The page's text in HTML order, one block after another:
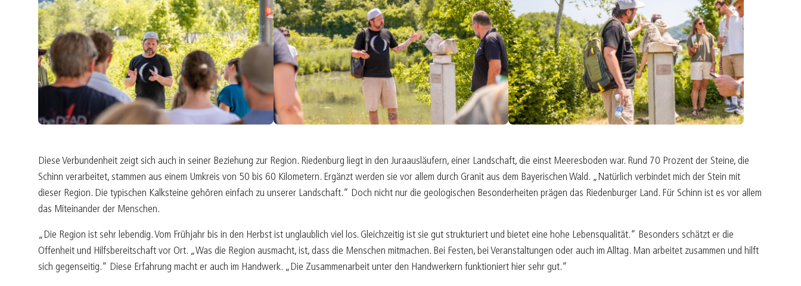
Diese Verbundenheit zeigt sich auch in seiner Beziehung zur Region. Riedenburg liegt in den Juraausläufern, einer Landschaft, die einst Meeresboden war. Rund 70 Prozent der Steine, die
Schinn verarbeitet, stammen aus einem Umkreis von 50 bis 60 Kilometern. Ergänzt werden sie vor allem durch Granit aus dem Bayerischen Wald. „Natürlich verbindet mich der Stein mit
dieser Region. Die typischen Kalksteine gehören einfach zu unserer Landschaft.“ Doch nicht nur die geologischen Besonderheiten prägen das Riedenburger Land. Für Schinn ist es vor allem
das Miteinander der Menschen.
„Die Region ist sehr lebendig. Vom Frühjahr bis in den Herbst ist unglaublich viel los. Gleichzeitig ist sie gut strukturiert und bietet eine hohe Lebensqualität.“ Besonders schätzt er die
Offenheit und Hilfsbereitschaft vor Ort. „Was die Region ausmacht, ist, dass die Menschen mitmachen. Bei Festen, bei Veranstaltungen oder auch im Alltag. Man arbeitet zusammen und hilft
sich gegenseitig.“ Diese Erfahrung macht er auch im Handwerk. „Die Zusammenarbeit unter den Handwerkern funktioniert hier sehr gut.“